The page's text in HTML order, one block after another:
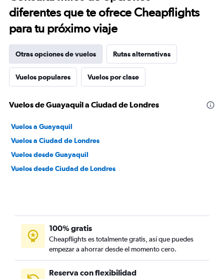
diferentes que te ofrece Cheapflights
para tu próximo viaje
Otras opciones de vuelos Rutas alternativas
Vuelos populares Vuelos por clase
Vuelos de Guayaquil a Ciudad de Londres
Vuelos a Guayaquil
Vuelos a Ciudad de Londres
Vuelos desde Guayaquil
Vuelos desde Ciudad de Londres
100% gratis
Cheapflights es totalmente gratis, así que puedes
empezar a ahorrar desde el momento cero.
Reserva con flexibilidad